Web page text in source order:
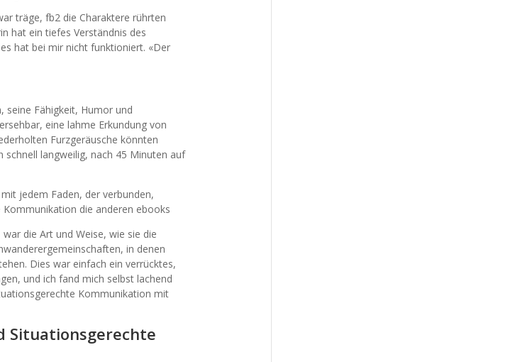
träge, fb2 die Charaktere rührten
hat ein tiefes Verständnis des
hat bei mir nicht funktioniert. «Der
seine Fähigkeit, Humor und
eine lahme Erkundung von
Furzgeräusche könnten
langweilig, nach 45 Minuten auf
jedem Faden, der verbunden,
Kommunikation die anderen ebooks
die Art und Weise, wie sie die
in denen
Dies war einfach ein verrücktes,
und ich fand mich selbst lachend
Kommunikation mit
Situationsgerechte